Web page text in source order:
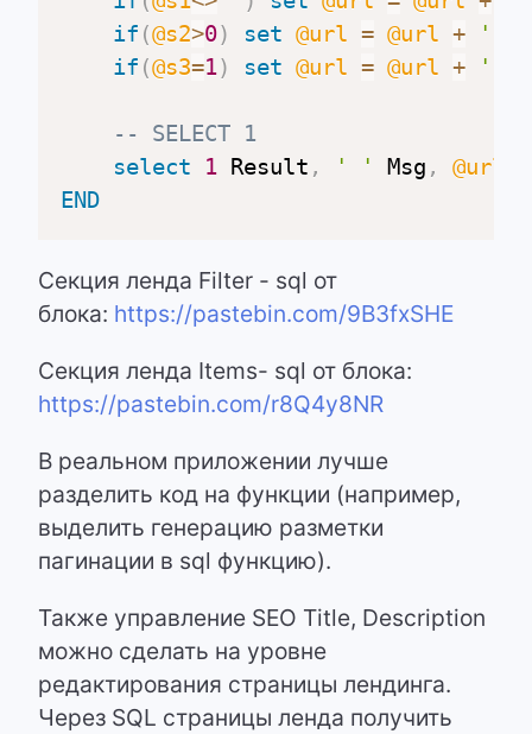
if (@s2>0) set @url = @url +
'--
if (@s3=1) set @url = @url + '--
-- SELECT 1
select
1 Result , ' ' Msg , @url
END
Секция ленда Filter - sql от
блока: https://pastebin.com/9B3fxSHE
Секция ленда Items- sql от блока:
https://pastebin.com/r8Q4y8NR
В реальном приложении лучше
разделить код на функции (например,
выделить генерацию разметки
пагинации в sql функцию).
Также управление SEO Title, Description
можно сделать на уровне
редактирования страницы лендинга.
Через SQL страницы ленда получить